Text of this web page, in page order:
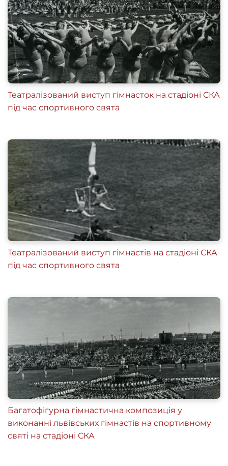
Театралізований виступ гімнасток на стадіоні СКА
під час спортивного свята
Театралізований виступ гімнастів на стадіоні СКА
під час спортивного свята
Багатофігурна гімнастична композиція у
виконанні львівських гімнастів на спортивному
святі на стадіоні СКА